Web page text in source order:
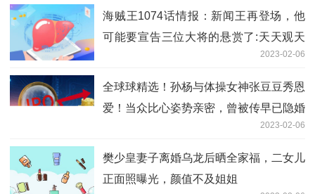
海贼王1074话情报：新闻王再登场，他
可能要宣告三位大将的悬赏了:天天观天
2023-02-06
全球球精选！孙杨与体操女神张豆豆秀恩
爱！当众比心姿势亲密，曾被传早已隐婚
2023-02-06
樊少皇妻子离婚乌龙后晒全家福，二女儿
正面照曝光，颜值不及姐姐